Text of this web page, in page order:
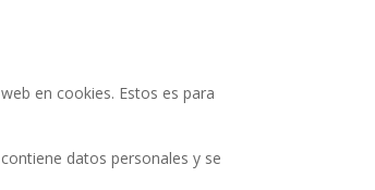
en cookies. Estos es para
datos personales y se